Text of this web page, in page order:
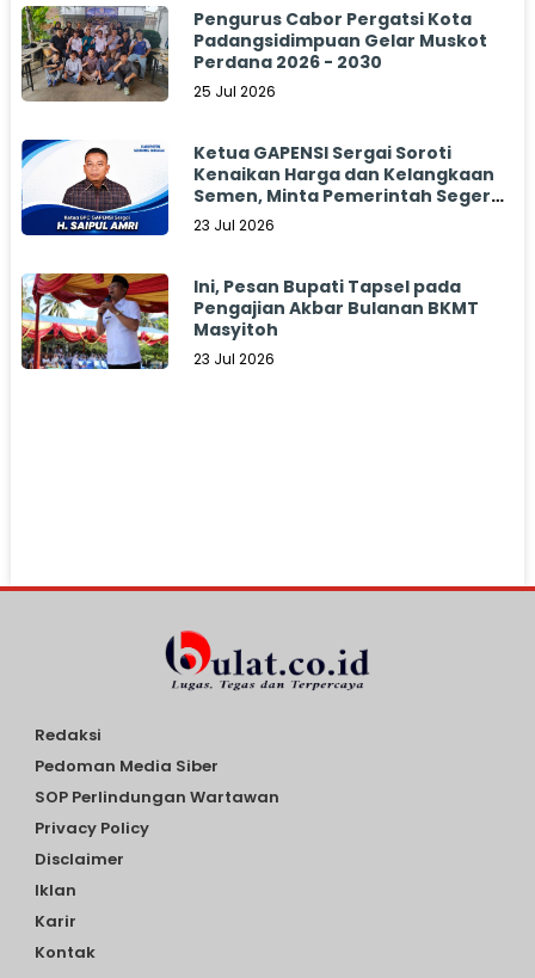
Pengurus Cabor Pergatsi Kota
Padangsidimpuan Gelar Muskot
Perdana 2026 - 2030
25 Jul 2026
Ketua GAPENSI Sergai Soroti
Kenaikan Harga dan Kelangkaan
Semen, Minta Pemerintah Segera
Bertindak
23 Jul 2026
Ini, Pesan Bupati Tapsel pada
Pengajian Akbar Bulanan BKMT
Masyitoh
23 Jul 2026
Redaksi
Pedoman Media Siber
SOP Perlindungan Wartawan
Privacy Policy
Disclaimer
Iklan
Karir
Kontak